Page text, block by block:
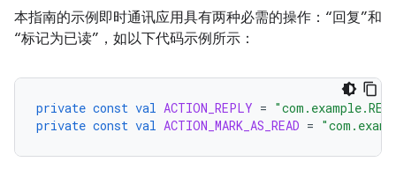
本指南的示例即时通讯应用具有两种必需的操作：“回复”和
“标记为已读”，如以下代码示例所示：
private const val ACTION_REPLY =
private const val ACTION_MARK_AS_READ =